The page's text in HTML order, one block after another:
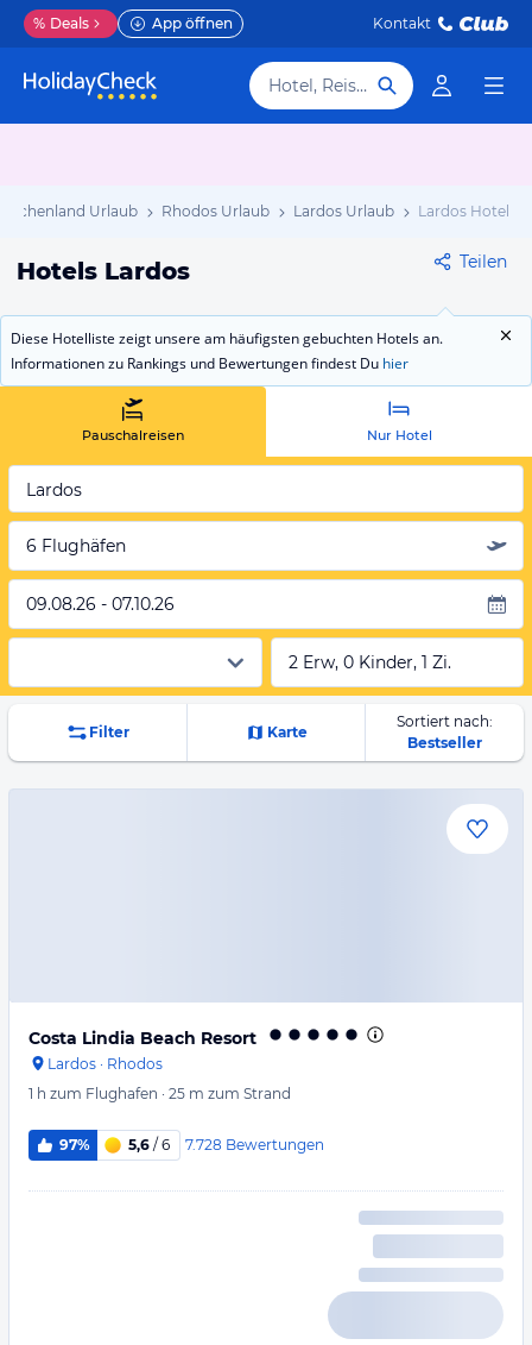
% Deals App öffnen Kontakt
Hotel, Reiseziel
Urlaub Rhodos Urlaub Lardos Urlaub Lardos Hotels
Hotels Lardos Teilen
Diese Hotelliste zeigt unsere am häufigsten gebuchten Hotels an.
Informationen zu Rankings und Bewertungen findest Du hier
Pauschalreisen Nur Hotel
Lardos
6 Flughäfen
09.08.26 - 07.10.26
2 Erw, 0 Kinder, 1 Zi.
Filter Karte
Sortiert nach:
Bestseller
Costa Lindia Beach Resort
Lardos · Rhodos
1 h zum Flughafen · 25 m zum Strand
97% 5,6 / 6 7.728 Bewertungen